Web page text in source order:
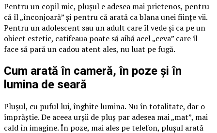
Pentru un copil mic, plușul e adesea mai prietenos, pentru
că îl „înconjoară” și pentru că arată ca blana unei ființe vii.
Pentru un adolescent sau un adult care îl vede și ca pe un
obiect estetic, catifeaua poate să aibă acel „ceva” care îl
face să pară un cadou atent ales, nu luat pe fugă.
Cum arată în cameră, în poze și în
lumina de seară
Plușul, cu puful lui, înghite lumina. Nu în totalitate, dar o
împrăștie. De aceea urșii de pluș par adesea mai „mat”, mai
cald în imagine. În poze, mai ales pe telefon, plușul arată